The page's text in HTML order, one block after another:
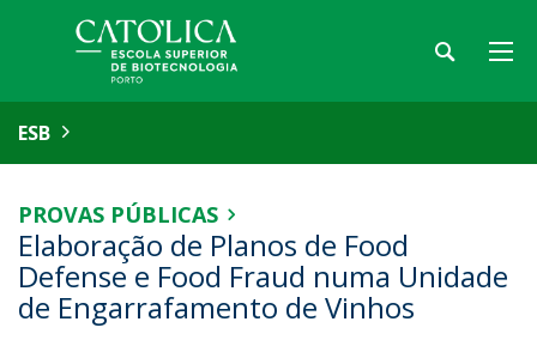
ESB
PROVAS PÚBLICAS
Elaboração de Planos de Food
Defense e Food Fraud numa Unidade
de Engarrafamento de Vinhos